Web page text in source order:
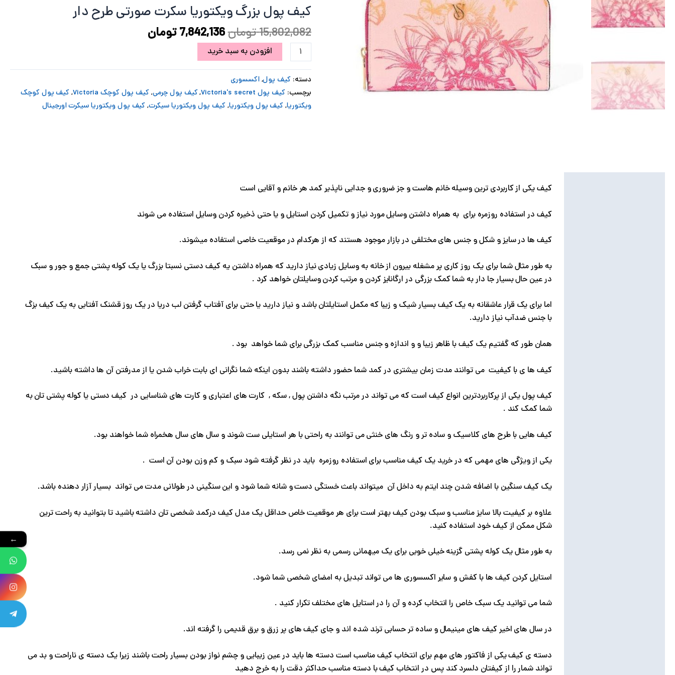
کیف پول بزرگ ویکتوریا سکرت صورتی طرح دار
15,802,082تومان
بود.
7,842,136تومان
است.
ویکتوریا
سکرت
صورتی
طرح
عدد
افزودن به سبد خرید
دسته: کیف پول,اکسسوری
برچسب: کیف پول Victoria's secret ,کیف پول چرمی, کیف پول کوچک Victoria , کیف پول کوچک
ویکتوریا, کیف پول ویکتوریا, کیف پول ویکتوریا سیکرت, کیف پول ویکتوریا سیکرت اورجینال
کیف یکی از کاربردی ترین وسیله خانم هاست و جز ضروری و جدایی ناپذیر کمد هر خانم و آقایی است
کیف در استفاده روزمره برای به همراه داشتن وسایل مورد نیاز و تکمیل کردن استایل و یا حتی ذخیره کردن وسایل استفاده می شوند
کیف ها در سایز و شکل و جنس های مختلفی در بازار موجود هستند که از هرکدام در موقعیت خاصی استفاده میشوند.
به طور مثال شما برای یک روز کاری پر مشغله بیرون از خانه به وسایل زیادی نیاز دارید که همراه داشتن یه کیف دستی نسبتا بزرگ یا یک کوله پشتی جمع و جور و سبک
در عین حال بسیار جا دار به شما کمک بزرگی در ارگانایز کردن و مرتب کردن وسایلتان خواهد کرد .
اما برای یک قرار عاشقانه به یک کیف بسیار شیک و زیبا که مکمل استایلتان باشد و نیاز دارید یا حتی برای آفتاب گرفتن لب دریا در یک روز قشنک آفتابی به یک کیف بزگ
با جنس ضدآب نیاز دارید.
همان طور که گفتیم یک کیف با ظاهر زیبا و و اندازه و جنس مناسب کمک بزرگی برای شما خواهد بود .
کیف ها ی با کیفیت می توانند مدت زمان بیشتری در کمد شما حضور داشته باشند بدون اینکه شما نگرانی ای بابت خراب شدن یا از مدرفتن آن ها داشته باشید.
کیف پول یکی از پرکاربردترین انواع کیف است که می تواند در مرتب نگه داشتن پول , سکه , کارت های اعتباری و کارت های شناسایی در کیف دستی یا کوله پشتی تان به
شما کمک کند .
کیف هایی با طرح های کلاسیک و ساده تر و رنگ های خنثی می توانند به راحتی با هر استایلی ست شوند و سال های سال هخمراه شما خواهند بود.
یکی از ویژگی های مهمی که در خرید یک کیف مناسب برای استفاده روزمره باید در نظر گرفته شود سبک و کم وزن بودن آن است .
یک کیف سنگین با اضافه شدن چند ایتم به داخل آن میتواند باعث خستگی دست و شانه شما شود و این سنگینی در طولانی مدت می تواند بسیار آزار دهنده باشد.
علاوه بر کیفیت بالا سایز مناسب و سبک بودن کیف بهتر است برای هر موقعیت خاص حداقل یک مدل کیف درکمد شخصی تان داشته باشید تا بتوانید به راحت ترین
شکل ممکن از کیف خود استفاده کنید.
به طور مثال یک کوله پشتی گزینه خیلی خوبی برای یک میهمانی رسمی به نظر نمی رسد.
استایل کردن کیف ها با کفش و سایر اکسسوری ها می تواند تبدیل به امضای شخصی شما شود.
شما می توانید یک سبک خاص را انتخاب کرده و آن را در استایل های مختلف تکرار کنید .
در سال های اخیر کیف های مینیمال و ساده تر حسابی ترند شده اند و جای کیف های پر زرق و برق قدیمی را گرفته اند.
دسته ی کیف یکی از فاکتور های مهم برای انتخاب کیف مناسب است دسته ها باید در عین زیبایی و چشم نواز بودن بسیار راحت باشند زیرا یک دسته ی ناراحت و بد می
تواند شمار را از کیفتان دلسرد کند پس در انتخاب کیف با دسته مناسب حداکثر دقت را به خرج دهید
←